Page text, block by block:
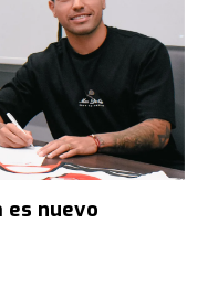
es nuevo